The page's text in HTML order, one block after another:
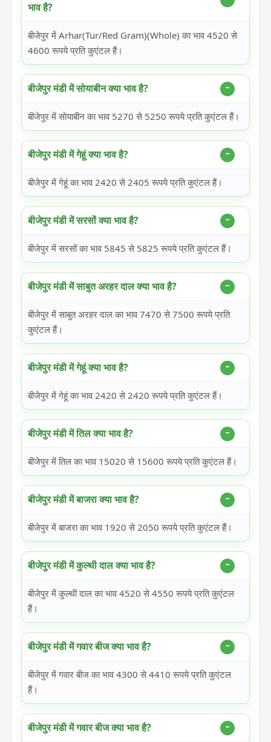
भाव है?
बीजेपुर में Arhar(Tur/Red Gram)(Whole) का भाव 4520 से
4600 रूपये प्रति कुएंटल हैं।
बीजेपुर मंडी में सोयाबीन क्या भाव है?
बीजेपुर में सोयाबीन का भाव 5270 से 5250 रूपये प्रति कुएंटल हैं।
बीजेपुर मंडी में गेहूं क्या भाव है?
बीजेपुर में गेहूं का भाव 2420 से 2405 रूपये प्रति कुएंटल हैं।
बीजेपुर मंडी में सरसों क्या भाव है?
बीजेपुर में सरसों का भाव 5845 से 5825 रूपये प्रति कुएंटल हैं।
बीजेपुर मंडी में साबुत अरहर दाल क्या भाव है?
बीजेपुर में साबुत अरहर दाल का भाव 7470 से 7500 रूपये प्रति
कुएंटल हैं।
बीजेपुर मंडी में गेहूं क्या भाव है?
बीजेपुर में गेहूं का भाव 2420 से 2420 रूपये प्रति कुएंटल हैं।
बीजेपुर मंडी में तिल क्या भाव है?
बीजेपुर में तिल का भाव 15020 से 15600 रूपये प्रति कुएंटल हैं।
बीजेपुर मंडी में बाजरा क्या भाव है?
बीजेपुर में बाजरा का भाव 1920 से 2050 रूपये प्रति कुएंटल हैं।
बीजेपुर मंडी में कुल्थी दाल क्या भाव है?
बीजेपुर में कुल्थी दाल का भाव 4520 से 4550 रूपये प्रति कुएंटल
हैं।
बीजेपुर मंडी में गवार बीज क्या भाव है?
बीजेपुर में गवार बीज का भाव 4300 से 4410 रूपये प्रति कुएंटल
हैं।
बीजेपुर मंडी में गवार बीज क्या भाव है?